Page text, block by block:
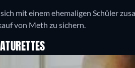
mit einem ehemaligen Schüler
von Meth zu sichern.